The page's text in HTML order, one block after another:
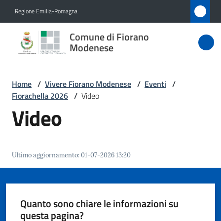
Regione Emilia-Romagna
Comune di Fiorano
Modenese
Comune
di Fiorano
Servizi
Vivere
Fiorano
Modenese
Home / Vivere Fiorano Modenese / Eventi /
Fiorachella 2026 / Video
Video
Ultimo aggiornamento:01-07-2026 13:20
Quanto sono chiare le informazioni su
questa pagina?